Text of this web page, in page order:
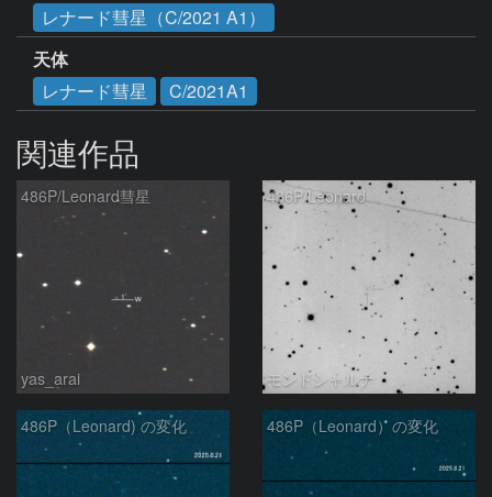
レナード彗星（C/2021 A1）
天体
レナード彗星
C/2021A1
関連作品
486P/Leonard彗星
yas_arai
486P/Leonard
モンドシャルナ
486P（Leonard) の変化 486P（Leonard）の変化